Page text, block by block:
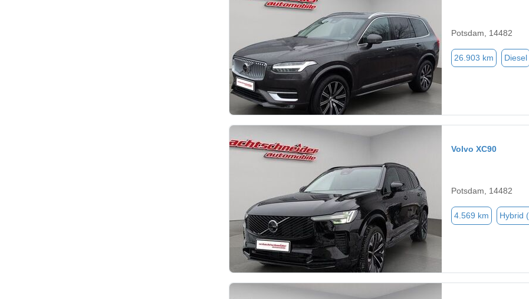
Potsdam, 14482
26.903 km Diesel
Volvo XC90
Potsdam, 14482
4.569 km Hybrid